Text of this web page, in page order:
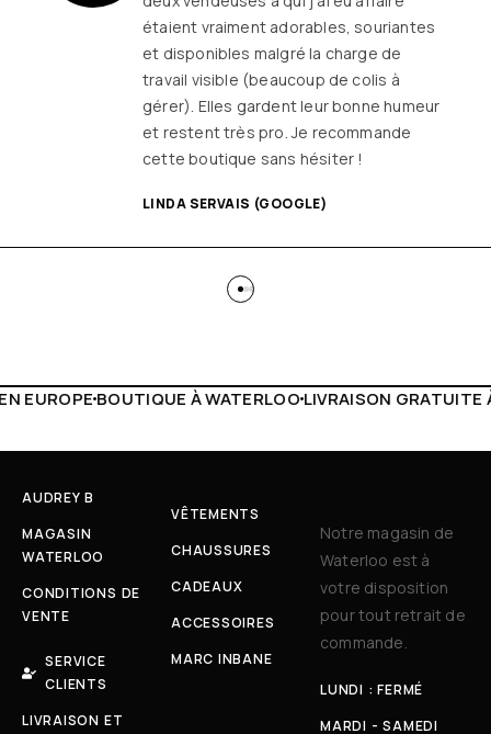
et originaux pour différentes
morphologies
et ça fait très
longtemps que j’y vais (depuis le début
ou quasiment) J’adore y faire un tour et
on ne sort jamais (ou presque) sans rien
LIVRAISON GRATUITE À PARTIR DE 150€LIVE
AUDREY B
MAGASIN
WATERLOO
CONDITIONS DE
VENTE
SERVICE
CLIENTS
LIVRAISON ET
VÊTEMENTS
CHAUSSURES
CADEAUX
ACCESSOIRES
MARC INBANE
Notre magasin de
Waterloo est à
votre disposition
pour tout retrait de
commande.
LUNDI : FERMÉ
MARDI - SAMEDI